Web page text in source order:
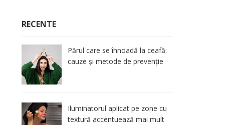
RECENTE
Părul care se înnoadă la ceafă:
cauze și metode de prevenție
Iluminatorul aplicat pe zone cu
textură accentuează mai mult